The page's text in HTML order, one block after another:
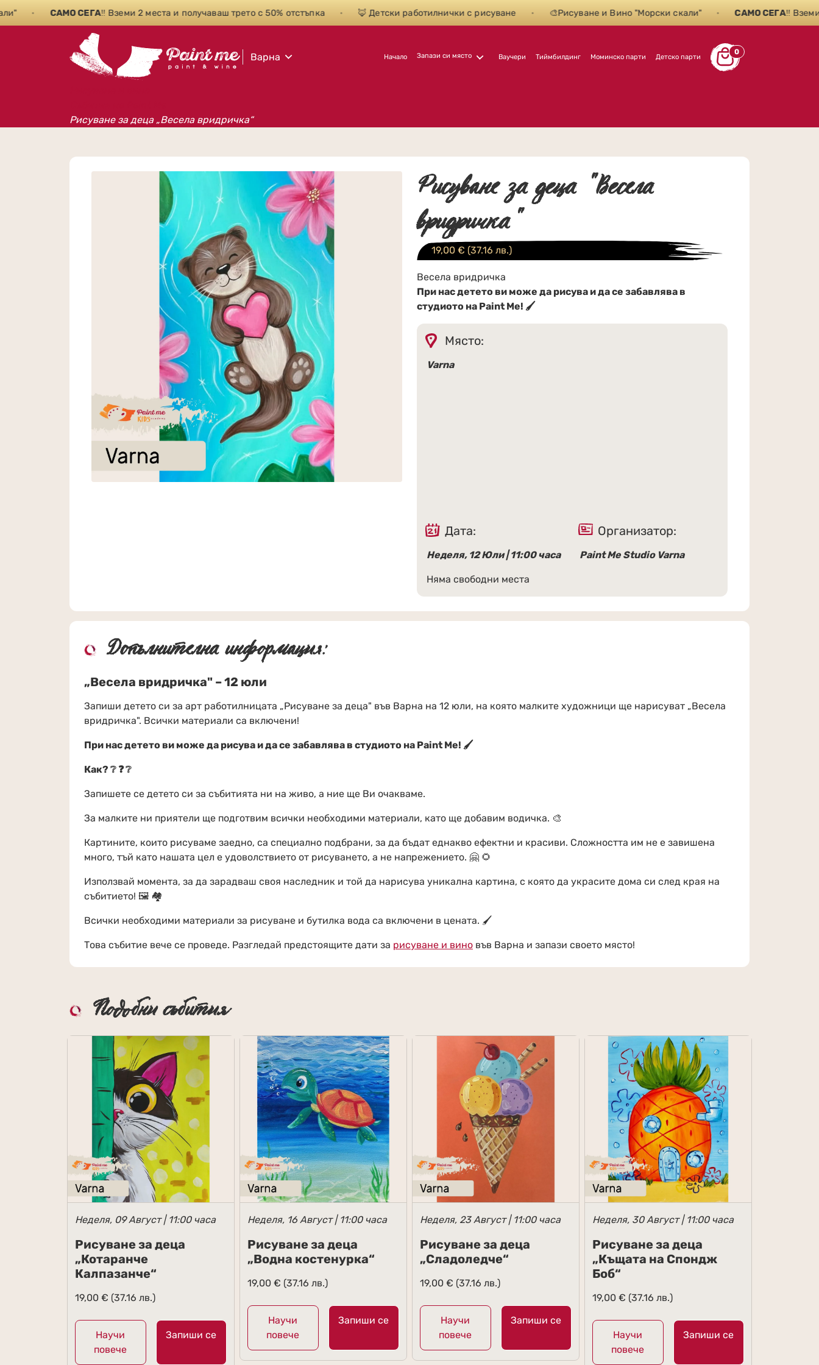
• САМО СЕГА‼️ Вземи 2 места и получаваш трето с 50% отстъпка • 🦊 Детски работилнички с рисуване • 🎨Рисуване и Вино "Морски скали" • САМО СЕГА‼️ Вземи 2
Варна Начало Запази си място Ваучери Тиймбилдинг Моминско парти Детско парти
0
Рисуване за деца „Весела вридричка“
Рисуване за деца "Весела
вридричка"
19,00 € (37.16 лв.)
Весела вридричка
При нас детето ви може да рисува и да се забавлява в
студиото на Paint Me! 🖌
Място:
Varna
Дата:
Неделя, 12 Юли | 11:00 часа
Организатор:
Paint Me Studio Varna
Няма свободни места
Допълнителна информация:
„Весела вридричка" – 12 юли
Запиши детето си за арт работилницата „Рисуване за деца" във Варна на 12 юли, на която малките художници ще нарисуват „Весела
вридричка". Всички материали са включени!
При нас детето ви може да рисува и да се забавлява в студиото на Paint Me! 🖌
Как? ❔ ❓ ❔
Запишете се детето си за събитията ни на живо, а ние ще Ви очакваме.
За малките ни приятели ще подготвим всички необходими материали, като ще добавим водичка. 🎨
Картините, които рисуваме заедно, са специално подбрани, за да бъдат еднакво ефектни и красиви. Сложността им не е завишена
много, тъй като нашата цел е удоволствието от рисуването, а не напрeжението. 🤗 🌻
Използвай момента, за да зарадваш своя наследник и той да нарисува уникална картина, с която да украсите дома си след края на
събитието! 🖼 🏘
Всички необходими материали за рисуване и бутилка вода са включени в цената. 🖌
Това събитие вече се проведе. Разгледай предстоящите дати за рисуване и вино във Варна и запази своето място!
Подобни събития
Неделя, 09 Август | 11:00 часа
Рисуване за деца
„Котаранче
Калпазанче“
19,00 € (37.16 лв.)
Научи
повече
Запиши се
Неделя, 16 Август | 11:00 часа
Рисуване за деца
„Водна костенурка“
19,00 € (37.16 лв.)
Научи
повече
Запиши се
Неделя, 23 Август | 11:00 часа
Рисуване за деца
„Сладоледче“
19,00 € (37.16 лв.)
Научи
повече
Запиши се
Неделя, 30 Август | 11:00 часа
Рисуване за деца
„Къщата на Спондж
Боб“
19,00 € (37.16 лв.)
Научи
повече
Запиши се